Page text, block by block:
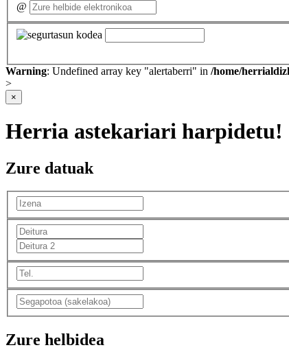
@
Warning: Undefined array key "alertaberri" in /home/
>
×
Herria astekariari harpidetu!
Zure datuak
Zure helbidea